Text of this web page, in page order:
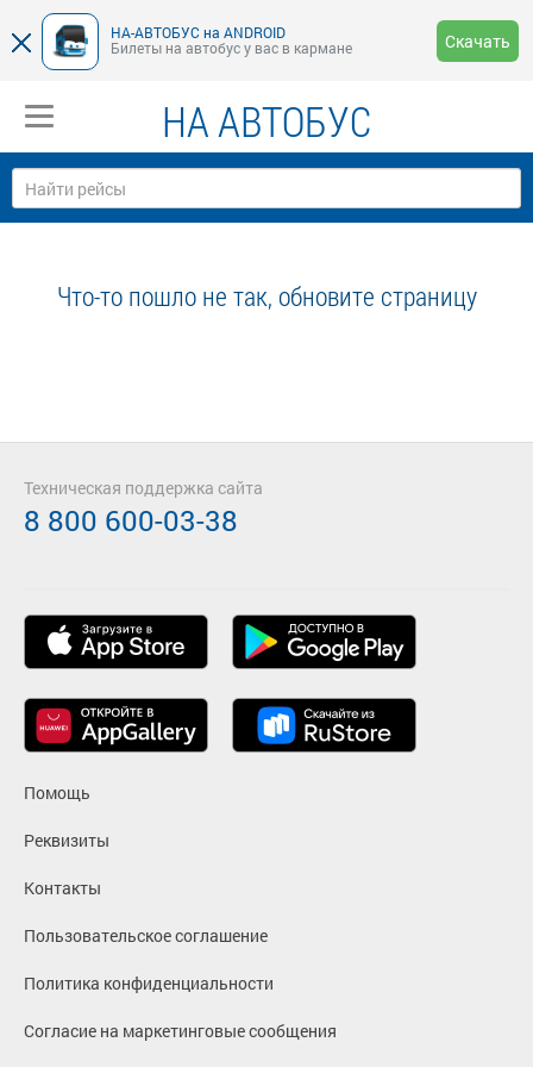
НА-АВТОБУС на ANDROID
Билеты на автобус у вас в кармане
Скачать
НА АВТОБУС
Что-то пошло не так, обновите страницу
Помощь
Реквизиты
Контакты
Пользовательское соглашение
Политика конфиденциальности
Согласие на маркетинговые сообщения
Техническая поддержка сайта
8 800 600-03-38